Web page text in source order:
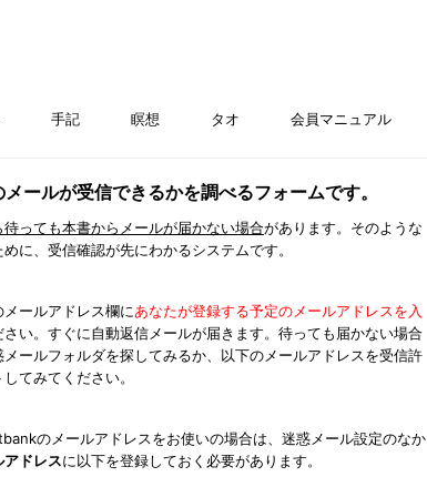
手記 瞑想 タオ 会員マニュアル
ールが受信できるかを調べるフォームです。
待っても本書からメールが届かない場合があります。そのような
に、受信確認が先にわかるシステムです。
ールアドレス欄にあなたが登録する予定のメールアドレスを入
さい。すぐに自動返信メールが届きます。待っても届かない場合
ールフォルダを探してみるか、以下のメールアドレスを受信許
てみてください。
のメールアドレスをお使いの場合は、迷惑メール設定のなか
ドレスに以下を登録しておく必要があります。